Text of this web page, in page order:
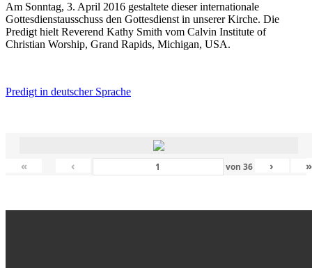
Am Sonntag, 3. April 2016 gestaltete dieser internationale
Gottesdienstausschuss den Gottesdienst in unserer Kirche. Die
Predigt hielt Reverend Kathy Smith vom Calvin Institute of
Christian Worship, Grand Rapids, Michigan, USA.
Predigt in deutscher Sprache
« ‹ von 36 › »